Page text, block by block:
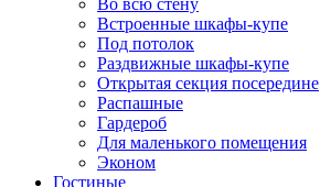
Во всю стену
Встроенные шкафы-купе
Под потолок
Раздвижные шкафы-купе
Открытая секция посередине
Распашные
Гардероб
Для маленького помещения
Эконом
Гостиные